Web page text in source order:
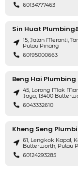
60134777463
Sin Huat
15, Jalan Meranti,
Pulau Pinang
60195000663
Beng Hai
45, Lorong Mak
Jaya, 13400
6043332610
Kheng Seng
61, Lengkok Kapal,
Butterworth, Pulau
60124293285